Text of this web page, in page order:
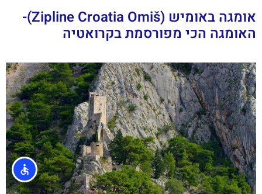
אומגה באומיש (Zipline Croatia Omiš)-
האומגה הכי מפורסמת בקרואטיה